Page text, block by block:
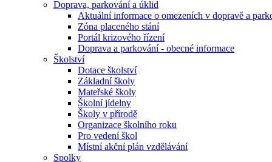
Doprava, parkování a úklid
Aktuální informace o omezeních v dopravě a
Zóna placeného stání
Portál krizového řízení
Doprava a parkování - obecné informace
Školství
Dotace školství
Základní školy
Mateřské školy
Školní jídelny
Školy v přírodě
Organizace školního roku
Pro vedení škol
Místní akční plán vzdělávání
Spolky